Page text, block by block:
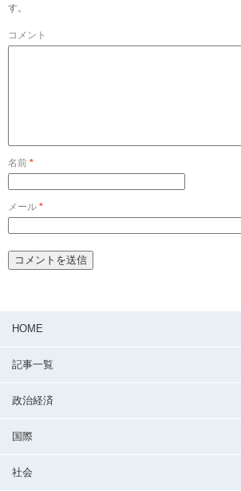
す。
コメント
名前 *
メール *
HOME
記事一覧
政治経済
国際
社会